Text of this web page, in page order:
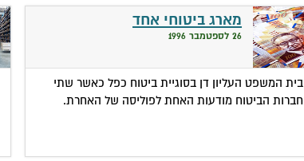
מארג ביטוחי אחד
26 לספטמבר 1996
בית המשפט העליון דן בסוגיית ביטוח כפל כאשר שתי
חברות הביטוח מודעות האחת לפוליסה של האחרת.